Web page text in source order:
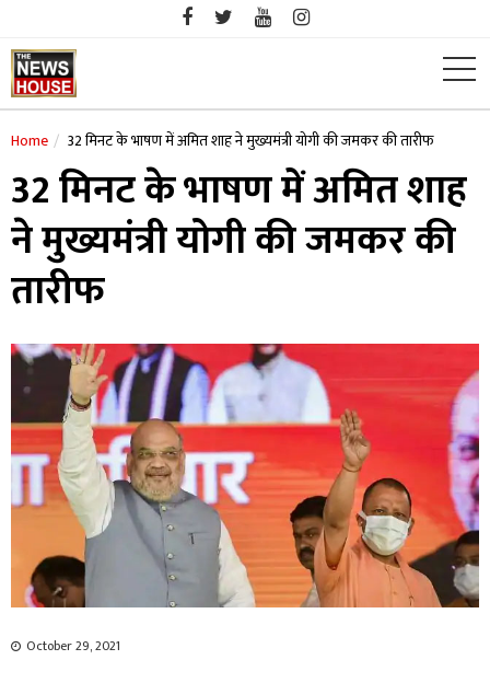
content
Home 32 मिनट के भाषण में अमित शाह ने मुख्यमंत्री योगी की जमकर की तारीफ
32 मिनट के भाषण में अमित शाह
ने मुख्यमंत्री योगी की जमकर की
तारीफ
October 29, 2021